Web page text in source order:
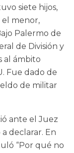
siete hijos,
el menor,
Palermo de
de División y
al ámbito
Fue dado de
de militar
ante el Juez
declarar. En
“Por qué no